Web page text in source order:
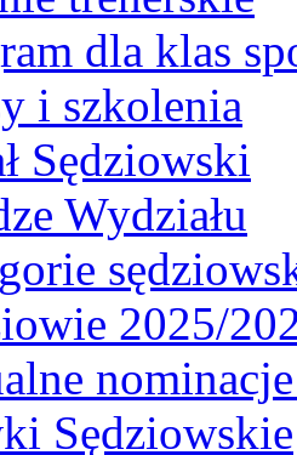
dla klas
i szkolenia
Sędziowski
Wydziału
2025/
Sędziowskie